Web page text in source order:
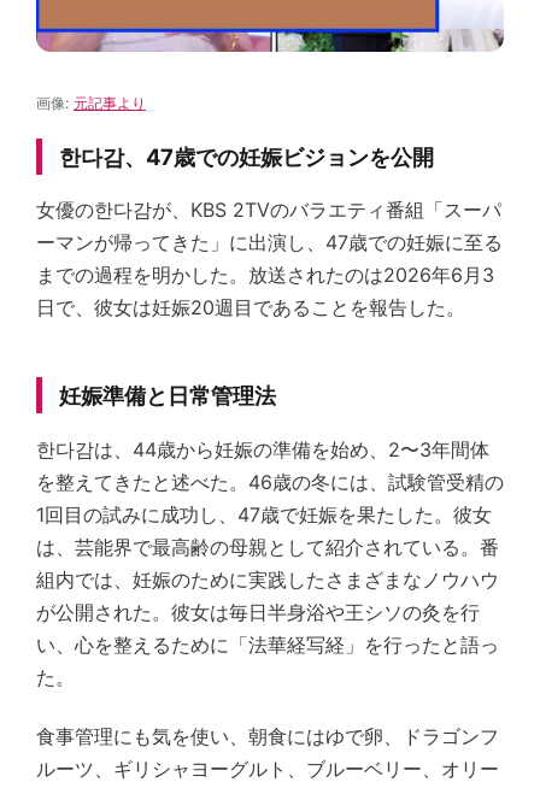
画像: 元記事より
한다감、47歳での妊娠ビジョンを公開
女優の한다감が、KBS 2TVのバラエティ番組「スーパ
ーマンが帰ってきた」に出演し、47歳での妊娠に至る
までの過程を明かした。放送されたのは2026年6月3
日で、彼女は妊娠20週目であることを報告した。
妊娠準備と日常管理法
한다감は、44歳から妊娠の準備を始め、2〜3年間体
を整えてきたと述べた。46歳の冬には、試験管受精の
1回目の試みに成功し、47歳で妊娠を果たした。彼女
は、芸能界で最高齢の母親として紹介されている。番
組内では、妊娠のために実践したさまざまなノウハウ
が公開された。彼女は毎日半身浴や王シソの灸を行
い、心を整えるために「法華経写経」を行ったと語っ
た。
食事管理にも気を使い、朝食にはゆで卵、ドラゴンフ
ルーツ、ギリシャヨーグルト、ブルーベリー、オリー